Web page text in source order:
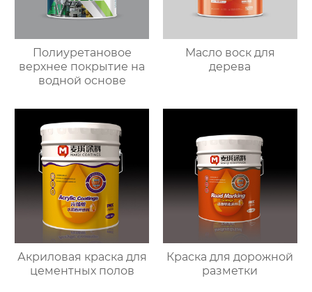
Полиуретановое
верхнее покрытие на
водной основе
Масло воск для
дерева
Акриловая краска для
цементных полов
Краска для дорожной
разметки